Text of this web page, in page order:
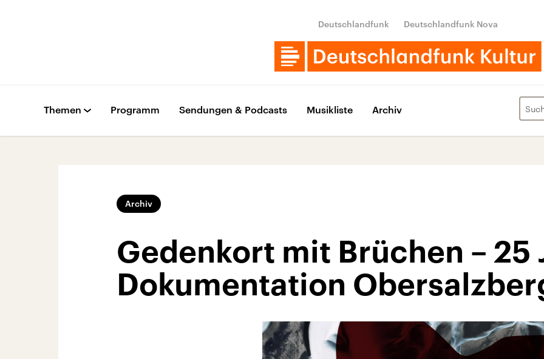
Deutschlandfunk Deutschlandfunk Nova
Themen Programm Sendungen & Podcasts Musikliste Archiv
Archiv
Gedenkort mit Brüchen – 25
Dokumentation